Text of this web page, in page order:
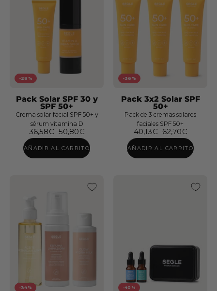
Pack
Crema
SPF
50+
Pack
Limpieza
-28%
Pack Solar SPF 30 y
SPF 50+
Crema solar facial SPF 50+ y
sérum vitamina D
36,58€ 50,80€
AÑADIR AL CARRITO
-36%
Pack 3x2 Solar SPF
50+
Pack de 3 cremas solares
faciales SPF 50+
40,13€ 62,70€
AÑADIR AL CARRITO
-34% -40%